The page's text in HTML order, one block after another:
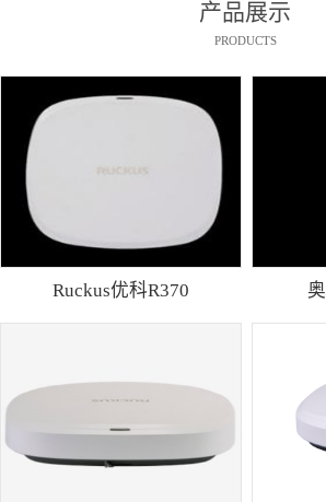
产品展示
PRODUCTS
Ruckus优科R370